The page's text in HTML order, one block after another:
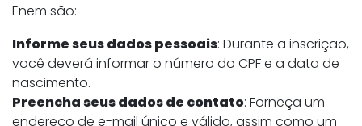
Enem são:
Informe seus dados pessoais: Durante a inscrição,
você deverá informar o número do CPF e a data de
nascimento.
Preencha seus dados de contato: Forneça um
endereço de e-mail único e válido, assim como um